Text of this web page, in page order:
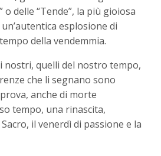
o delle “Tende”, la più gioiosa
esplosione di
della vendemmia.
nostri, quelli del nostro tempo,
che li segnano sono
anche di morte
tempo, una rinascita,
il venerdì di passione e la